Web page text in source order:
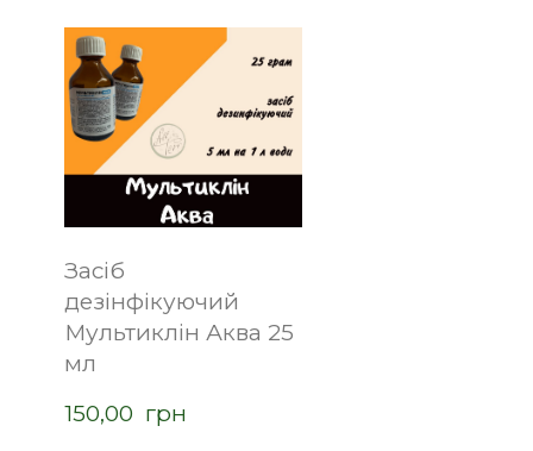
Засіб
дезінфікуючий
Мультиклін Аква 25
мл
150,00  грн